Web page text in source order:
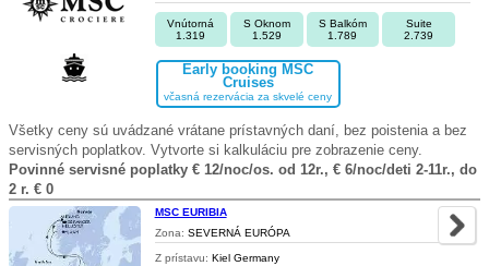
Vnútorná
1.319
S Oknom
1.529
S Balkóm
1.789
Suite
2.739
Early booking MSC
Cruises
včasná rezervácia za skvelé ceny
Všetky ceny sú uvádzané vrátane prístavných daní, bez poistenia a bez
servisných poplatkov. Vytvorte si kalkuláciu pre zobrazenie ceny.
Povinné servisné poplatky € 12/noc/os. od 12r., € 6/noc/deti 2-11r., do
2 r. € 0
MSC EURIBIA
Zona: SEVERNÁ EURÓPA
Z prístavu: Kiel Germany